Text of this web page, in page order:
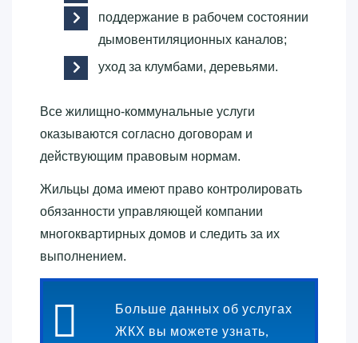
поддержание в рабочем состоянии
дымовентиляционных каналов;
уход за клумбами, деревьями.
Все жилищно-коммунальные услуги
оказываются согласно договорам и
действующим правовым нормам.
Жильцы дома имеют право контролировать
обязанности управляющей компании
многоквартирных домов и следить за их
выполнением.
Больше данных об услугах
ЖКХ вы можете узнать,